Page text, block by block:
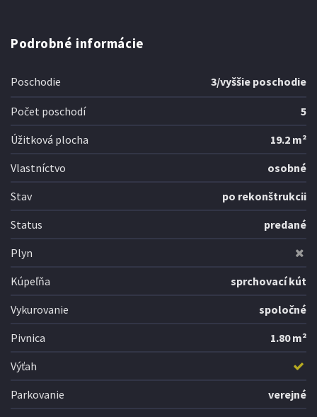
Podrobné informácie
Poschodie 3/vyššie poschodie
Počet poschodí
5
Úžitková plocha
19.2 m²
Vlastníctvo
osobné
Stav
po rekonštrukcii
Status
predané
Plyn
Kúpeľňa
sprchovací kút
Vykurovanie
spoločné
Pivnica
1.80 m²
Výťah
Parkovanie
verejné